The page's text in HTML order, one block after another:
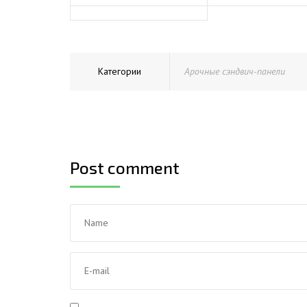
Категории Арочные сэндвич-панели
Post comment